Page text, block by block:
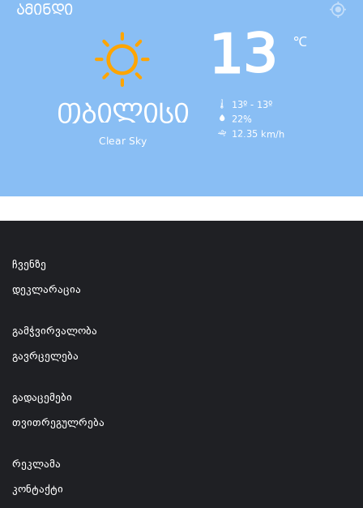
ამინდი
თბილისი
Clear Sky
13 ℃
13º - 13º
22%
12.35 km/h
ჩვენზე
დეკლარაცია
გამჭვირვალობა
გავრცელება
გადაცემები
თვითრეგულრება
რეკლამა
კონტაქტი